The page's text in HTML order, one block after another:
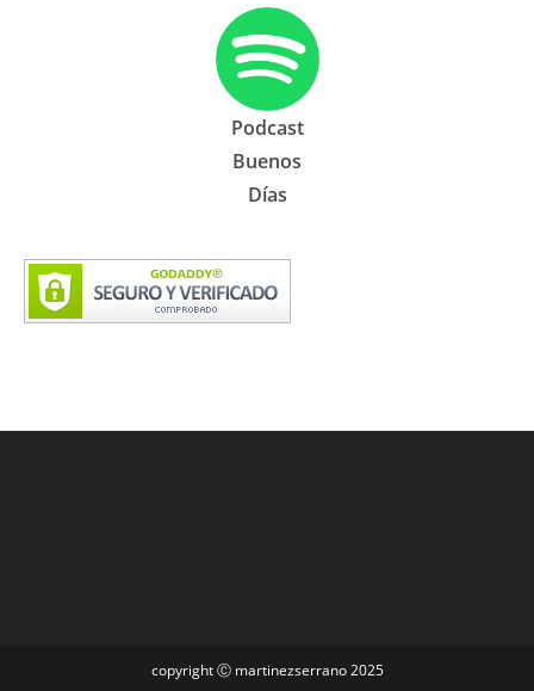
Podcast
Buenos
Días
copyright Ⓒ martinezserrano 2025